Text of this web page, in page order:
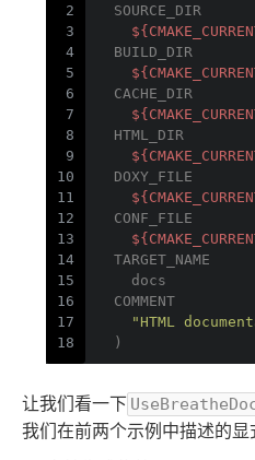
2
3
4
5
6
7
8
9
10
11
12
13
14
15
16
17
18
  SOURCE_DIR
  BUILD_DIR
  CACHE_DIR
  HTML_DIR
  DOXY_FILE
  CONF_FILE
  TARGET_NAME
    docs
  COMMENT
"HTML
  )
让我们看一下
我们在前两个示例中描述的